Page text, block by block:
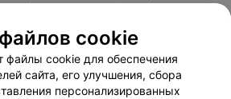
соглашение
Способы оплаты
Партнеры
руководителю 103.by
cookie
файлы cookie для обеспечения
сайта, его улучшения, сбора
персонализированных